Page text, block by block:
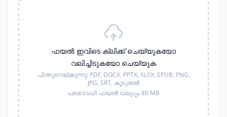
ഫയൽ ഇവിടെ ക്ലിക്ക് ചെയ്യുകയോ
വലിച്ചിടുകയോ ചെയ്യുക
പിന്തുണയ്ക്കുന്നു: PDF, DOCX, PPTX, XLSX, EPUB, PNG,
JPG, SRT, കൂടുതൽ
പരമാവധി ഫയൽ വലുപ്പം 80 MB